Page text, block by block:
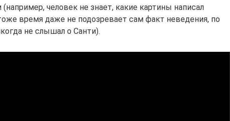
(например, человек не знает, какие картины написал
время даже не подозревает сам факт неведения, по
не слышал о Санти).